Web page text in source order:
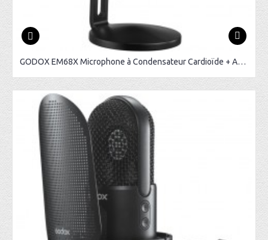
GODOX EM68X Microphone à Condensateur Cardioïde + Anneau RGB